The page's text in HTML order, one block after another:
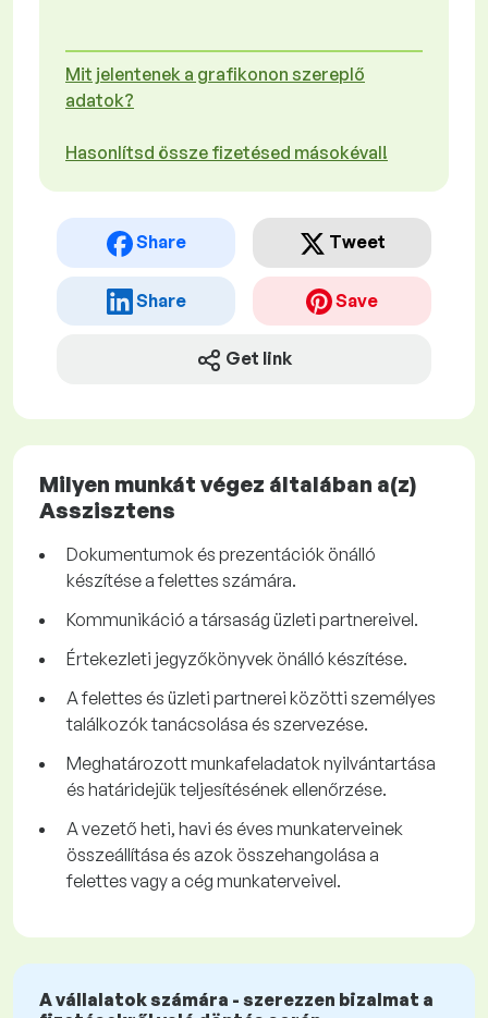
Mit jelentenek a grafikonon szereplő
adatok?
Hasonlítsd össze fizetésed másokéval!
Share Tweet
Share Save
Get link
Milyen munkát végez általában a(z)
Asszisztens
Dokumentumok és prezentációk önálló
készítése a felettes számára.
Kommunikáció a társaság üzleti partnereivel.
Értekezleti jegyzőkönyvek önálló készítése.
A felettes és üzleti partnerei közötti személyes
találkozók tanácsolása és szervezése.
Meghatározott munkafeladatok nyilvántartása
és határidejük teljesítésének ellenőrzése.
A vezető heti, havi és éves munkaterveinek
összeállítása és azok összehangolása a
felettes vagy a cég munkaterveivel.
A vállalatok számára - szerezzen bizalmat a